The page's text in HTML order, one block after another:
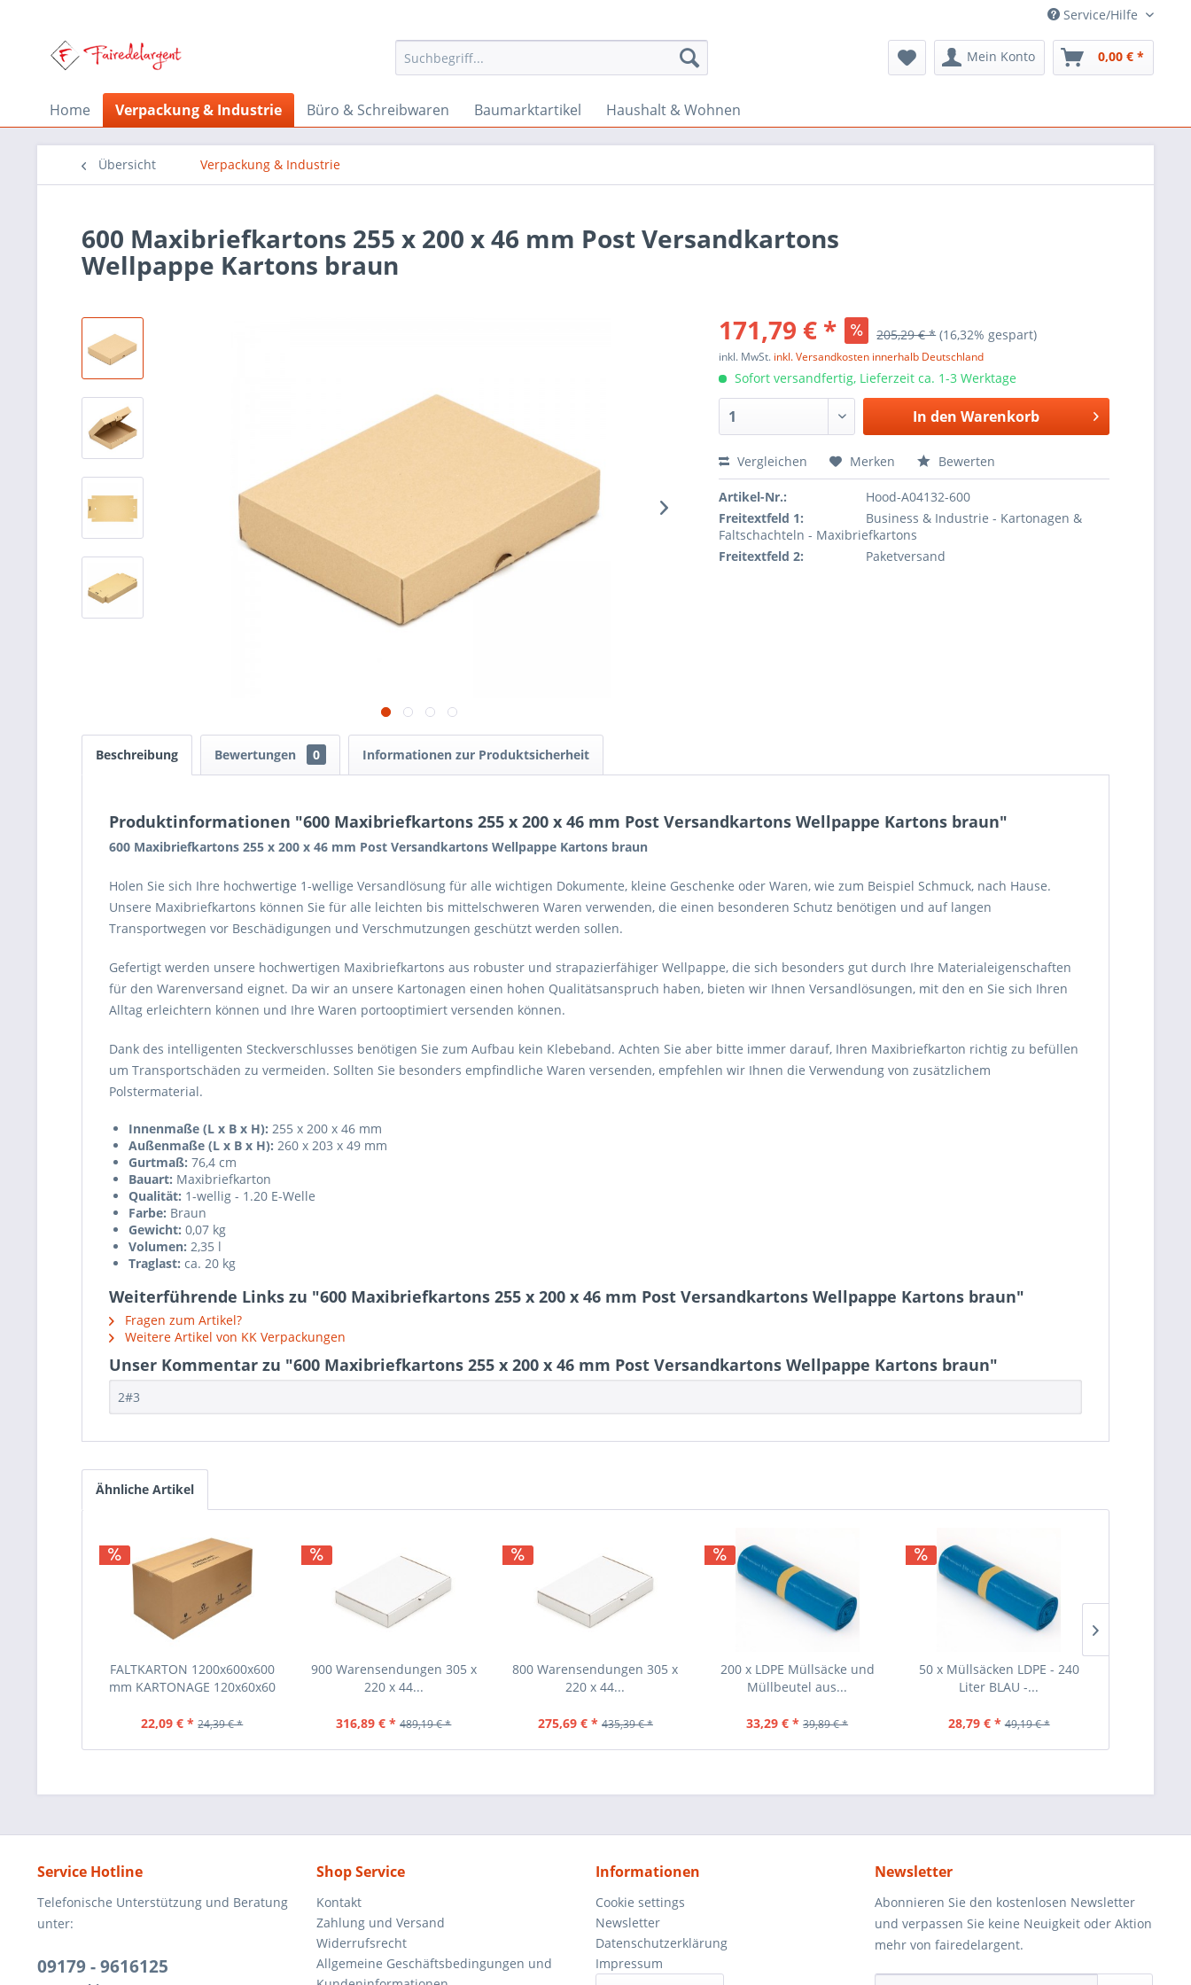
Service/Hilfe
Mein Konto 0,00 € *
Home Verpackung & Industrie Büro & Schreibwaren Baumarktartikel Haushalt & Wohnen
Übersicht Verpackung & Industrie
600 Maxibriefkartons 255 x 200 x 46 mm Post Versandkartons
Wellpappe Kartons braun
171,79 € *
205,29 € * (16,32% gespart)
inkl. MwSt. inkl. Versandkosten innerhalb Deutschland
Sofort versandfertig, Lieferzeit ca. 1-3 Werktage
In den Warenkorb
Vergleichen Merken Bewerten
Artikel-Nr.:
Hood-A04132-600
Freitextfeld 1:
Business & Industrie - Kartonagen &
Faltschachteln - Maxibriefkartons
Freitextfeld 2:
Paketversand
Beschreibung Bewertungen 0 Informationen zur Produktsicherheit
Produktinformationen "600 Maxibriefkartons 255 x 200 x 46 mm Post Versandkartons Wellpappe Kartons braun"
600 Maxibriefkartons 255 x 200 x 46 mm Post Versandkartons Wellpappe Kartons braun
Holen Sie sich Ihre hochwertige 1-wellige Versandlösung für alle wichtigen Dokumente, kleine Geschenke oder Waren, wie zum Beispiel Schmuck, nach Hause.
Unsere Maxibriefkartons können Sie für alle leichten bis mittelschweren Waren verwenden, die einen besonderen Schutz benötigen und auf langen
Transportwegen vor Beschädigungen und Verschmutzungen geschützt werden sollen.
Gefertigt werden unsere hochwertigen Maxibriefkartons aus robuster und strapazierfähiger Wellpappe, die sich besonders gut durch Ihre Materialeigenschaften
für den Warenversand eignet. Da wir an unsere Kartonagen einen hohen Qualitätsanspruch haben, bieten wir Ihnen Versandlösungen, mit den en Sie sich Ihren
Alltag erleichtern können und Ihre Waren portooptimiert versenden können.
Dank des intelligenten Steckverschlusses benötigen Sie zum Aufbau kein Klebeband. Achten Sie aber bitte immer darauf, Ihren Maxibriefkarton richtig zu befüllen
um Transportschäden zu vermeiden. Sollten Sie besonders empfindliche Waren versenden, empfehlen wir Ihnen die Verwendung von zusätzlichem
Polstermaterial.
Innenmaße (L x B x H): 255 x 200 x 46 mm
Außenmaße (L x B x H): 260 x 203 x 49 mm
Gurtmaß: 76,4 cm
Bauart: Maxibriefkarton
Qualität: 1-wellig - 1.20 E-Welle
Farbe: Braun
Gewicht: 0,07 kg
Volumen: 2,35 l
Traglast: ca. 20 kg
Weiterführende Links zu "600 Maxibriefkartons 255 x 200 x 46 mm Post Versandkartons Wellpappe Kartons braun"
Fragen zum Artikel?
Weitere Artikel von KK Verpackungen
Unser Kommentar zu "600 Maxibriefkartons 255 x 200 x 46 mm Post Versandkartons Wellpappe Kartons braun"
2#3
Ähnliche Artikel
FALTKARTON 1200x600x600
mm KARTONAGE 120x60x60
22,09 € * 24,39 € *
900 Warensendungen 305 x
220 x 44...
316,89 € * 489,19 € *
800 Warensendungen 305 x
220 x 44...
275,69 € * 435,39 € *
200 x LDPE Müllsäcke und
Müllbeutel aus...
33,29 € * 39,89 € *
50 x Müllsäcken LDPE - 240
Liter BLAU -...
28,79 € * 49,19 € *
Service Hotline
Telefonische Unterstützung und Beratung
unter:
09179 - 9616125
Shop Service
Kontakt
Zahlung und Versand
Widerrufsrecht
Allgemeine Geschäftsbedingungen und
Informationen
Cookie settings
Newsletter
Datenschutzerklärung
Impressum
Newsletter
Abonnieren Sie den kostenlosen Newsletter
und verpassen Sie keine Neuigkeit oder Aktion
mehr von fairedelargent.